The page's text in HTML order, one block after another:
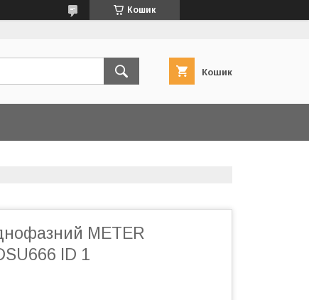
Кошик
Кошик
METER
ID 1